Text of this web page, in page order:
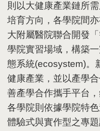
則以大健康產業鏈所
培育方向，各學院間
大附屬醫院聯合開發
學院實習場域，構築
態系統(ecosystem)。
健康產業，並以產學
善產學合作攜手平台
各學院則依據學院特
體驗式與實作型之專